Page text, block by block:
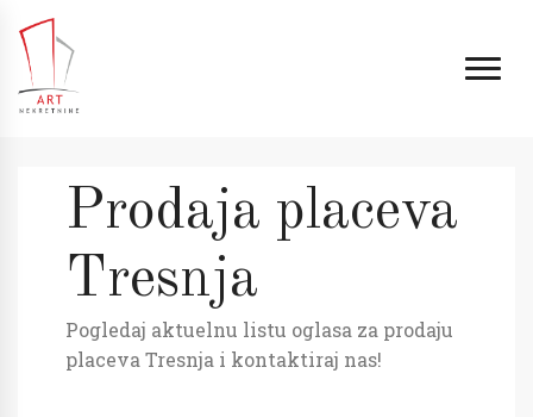
Prodaja placeva
Tresnja
Pogledaj aktuelnu listu oglasa za prodaju
placeva Tresnja i kontaktiraj nas!